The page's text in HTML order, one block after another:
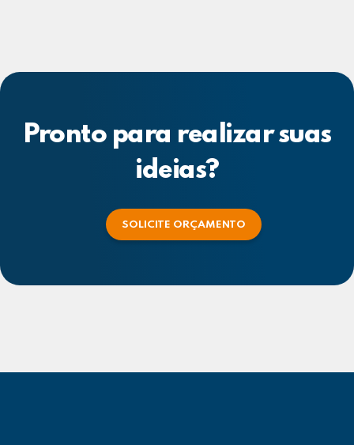
Pronto para realizar suas
ideias?
SOLICITE ORÇAMENTO